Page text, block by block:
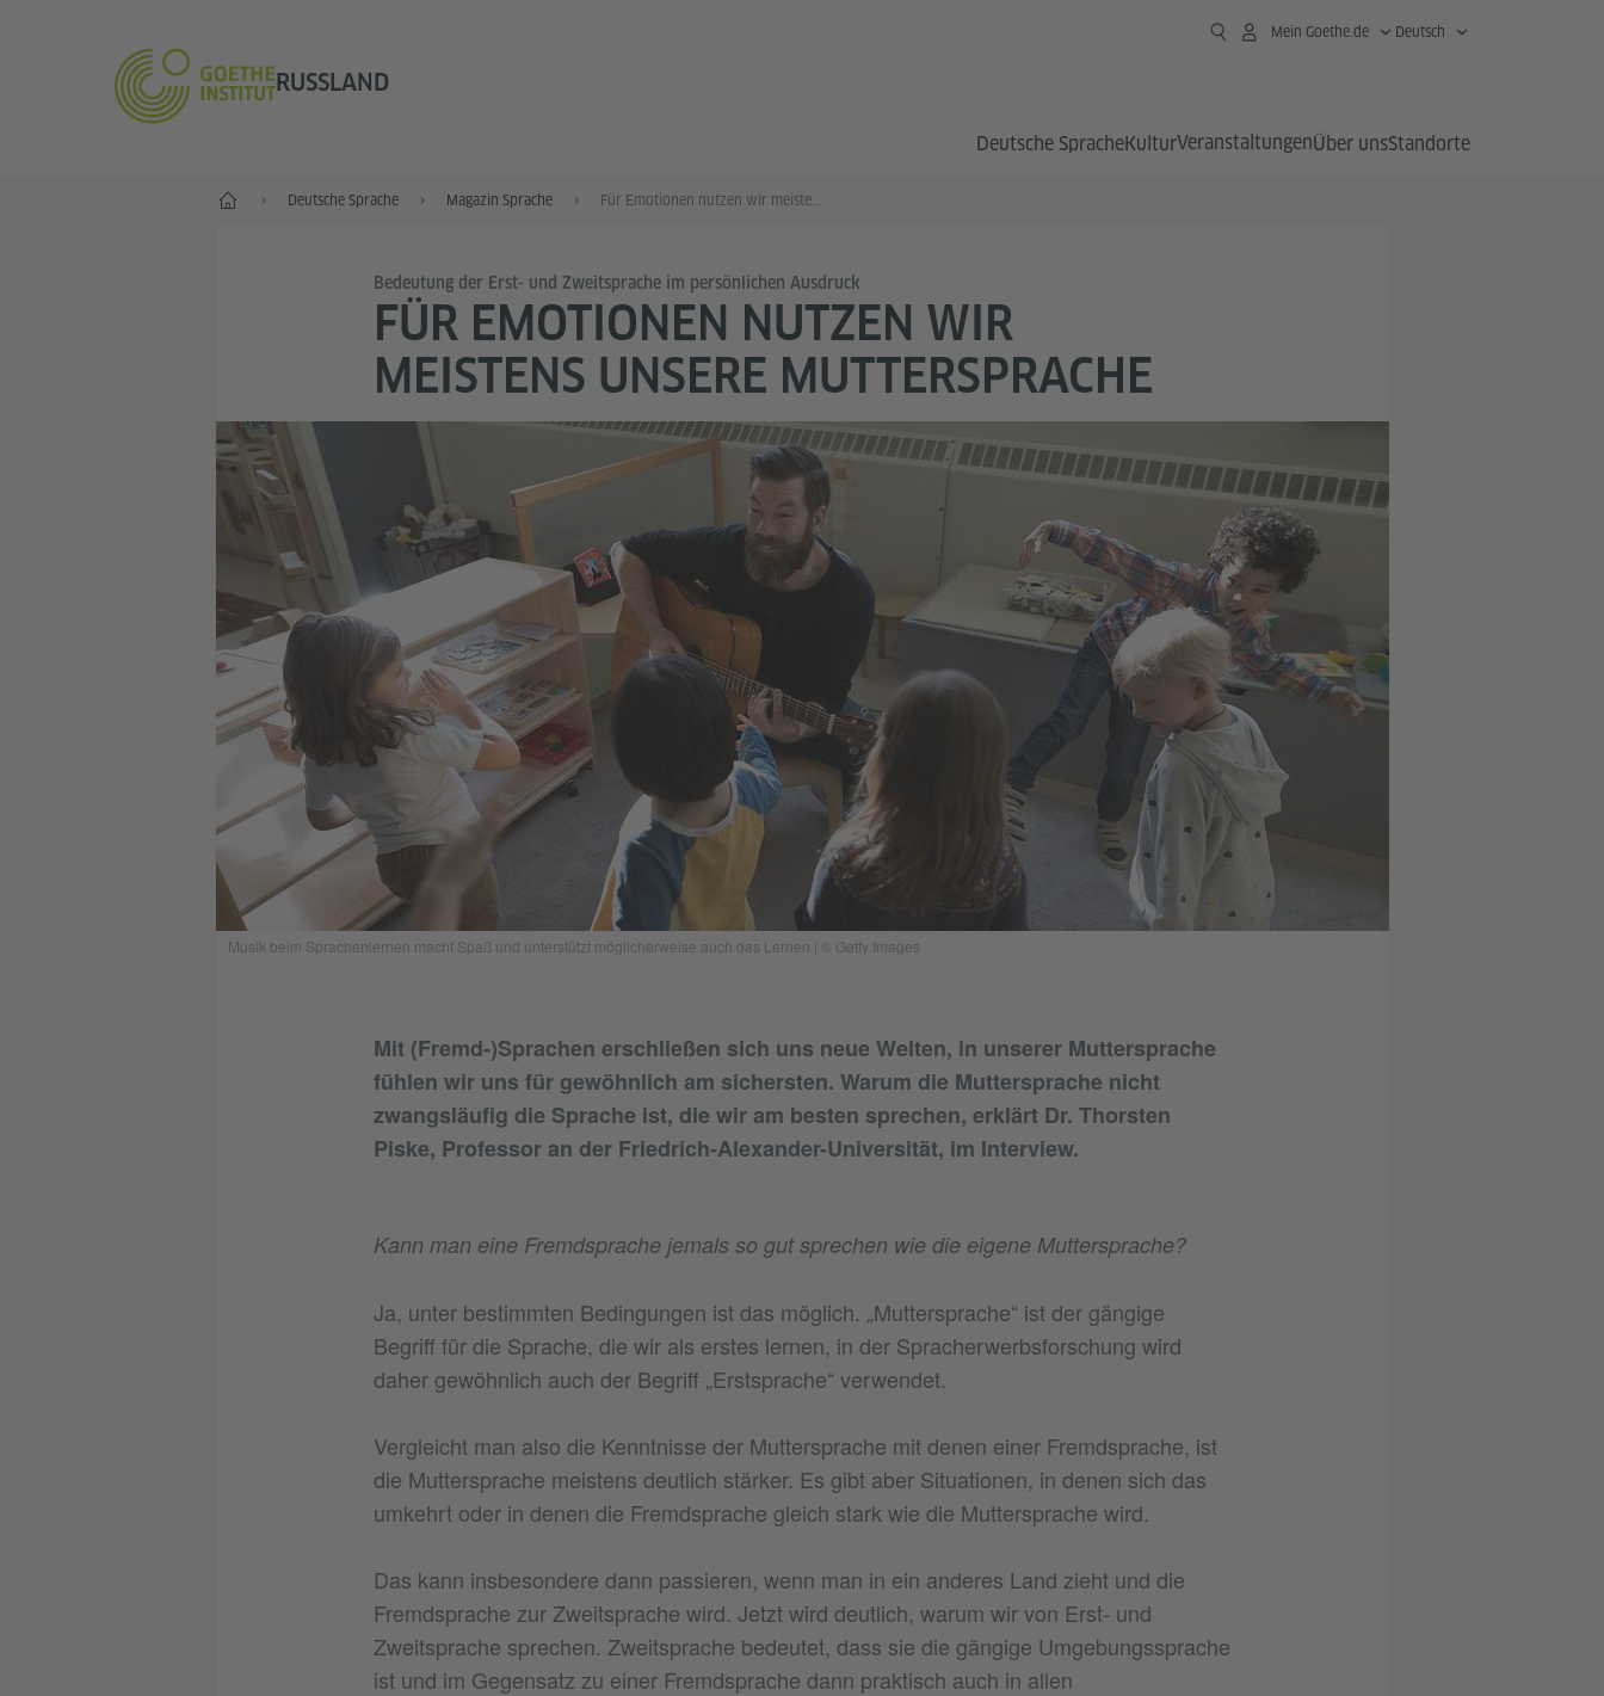
RUSSLAND
Mein Goethe.de Deutsch
Deutsche SpracheKulturVeranstaltungenÜber unsStandorte
Start Deutsche Sprache Magazin Sprache Für Emotionen nutzen wir meistens unsere Muttersprache
Bedeutung der Erst- und Zweitsprache im persönlichen Ausdruck
FÜR EMOTIONEN NUTZEN WIR
MEISTENS UNSERE MUTTERSPRACHE
Musik beim Sprachenlernen macht Spaß und unterstützt möglicherweise auch das Lernen | © Getty Images
Mit (Fremd-)Sprachen erschließen sich uns neue Welten, in unserer Muttersprache
fühlen wir uns für gewöhnlich am sichersten. Warum die Muttersprache nicht
zwangsläufig die Sprache ist, die wir am besten sprechen, erklärt Dr. Thorsten
Piske, Professor an der Friedrich-Alexander-Universität, im Interview.
Kann man eine Fremdsprache jemals so gut sprechen wie die eigene Muttersprache?
Ja, unter bestimmten Bedingungen ist das möglich. „Muttersprache“ ist der gängige
Begriff für die Sprache, die wir als erstes lernen, in der Spracherwerbsforschung wird
daher gewöhnlich auch der Begriff „Erstsprache“ verwendet.
Vergleicht man also die Kenntnisse der Muttersprache mit denen einer Fremdsprache, ist
die Muttersprache meistens deutlich stärker. Es gibt aber Situationen, in denen sich das
umkehrt oder in denen die Fremdsprache gleich stark wie die Muttersprache wird.
Das kann insbesondere dann passieren, wenn man in ein anderes Land zieht und die
Fremdsprache zur Zweitsprache wird. Jetzt wird deutlich, warum wir von Erst- und
Zweitsprache sprechen. Zweitsprache bedeutet, dass sie die gängige Umgebungssprache
ist und im Gegensatz zu einer Fremdsprache dann praktisch auch in allen